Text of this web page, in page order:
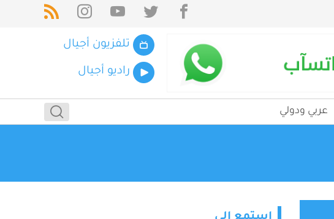
تلفزيون أجيال
راديو أجيال
عربي ودولي